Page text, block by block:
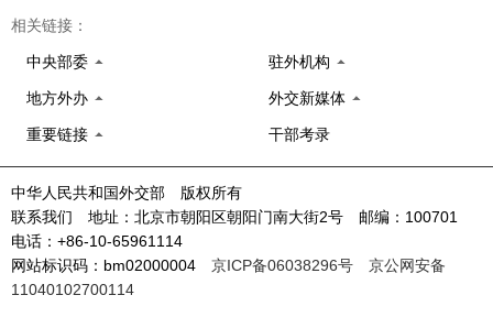
相关链接：
中央部委 驻外机构
地方外办 外交新媒体
重要链接 干部考录
中华人民共和国外交部 版权所有
联系我们 地址：北京市朝阳区朝阳门南大街2号 邮编：100701
电话：+86-10-65961114
网站标识码：bm02000004 京ICP备06038296号
京公网安备
11040102700114